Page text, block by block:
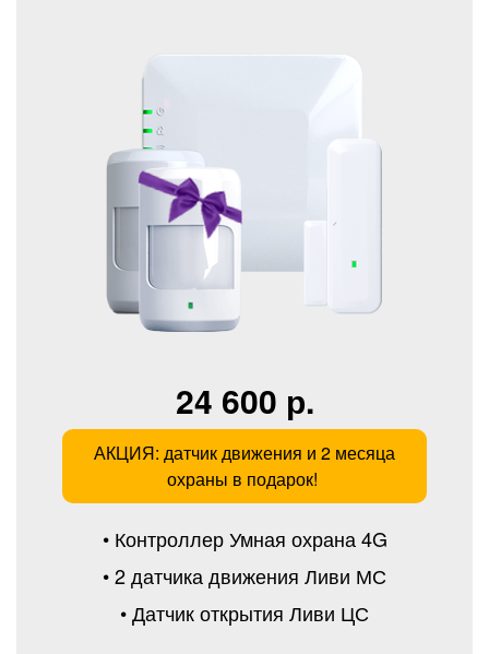
24 600 р.
АКЦИЯ: датчик движения и 2 месяца
охраны в подарок!
• Контроллер Умная охрана 4G
• 2 датчика движения Ливи МС
• Датчик открытия Ливи ЦС